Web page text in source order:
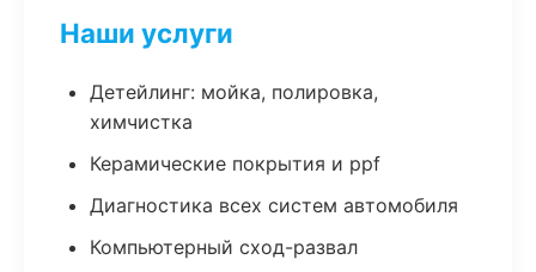
Наши услуги
Детейлинг: мойка, полировка,
химчистка
Керамические покрытия и ppf
Диагностика всех систем автомобиля
Компьютерный сход-развал